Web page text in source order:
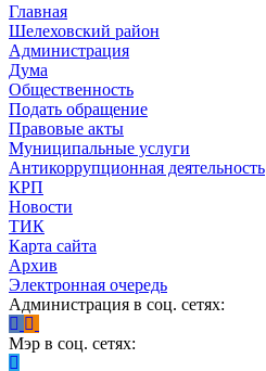
Главная
Шелеховский район
Администрация
Дума
Общественность
Подать обращение
Правовые акты
Муниципальные услуги
Антикоррупционная деятельность
КРП
Новости
ТИК
Карта сайта
Архив
Электронная очередь
Администрация в соц. сетях:
Мэр в соц. сетях: